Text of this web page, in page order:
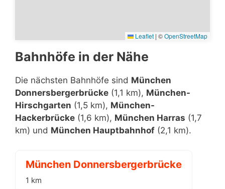
Leaflet | ©OpenStreetMap
Bahnhöfe in der Nähe
Die nächsten Bahnhöfe sind München
Donnersbergerbrücke (1,1 km), München-
Hirschgarten (1,5 km), München-
Hackerbrücke (1,6 km), München Harras (1,7
km) und München Hauptbahnhof (2,1 km).
München Donnersbergerbrücke
1 km